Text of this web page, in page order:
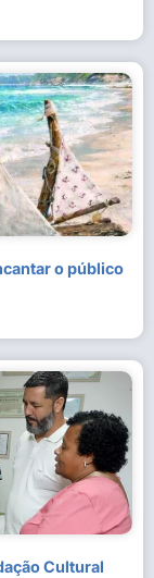
o público
Cultural